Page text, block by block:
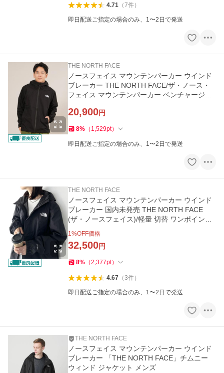
4.71（7件）
即日配送ご指定の場合のみ、1〜2日で発送
THE NORTH FACE
ノースフェイス マウンテンパーカー ウインド
ブレーカー THE NORTH FACE/ザ・ノース・
フェイス マウンテンパーカー ベンチャージャ
20,900円
8% （ 1,529pt）
即日配送ご指定の場合のみ、1〜2日で発送
THE NORTH FACE
ノースフェイス マウンテンパーカー ウインド
ブレーカー 国内未発売 THE NORTH FACE
(ザ・ノースフェイス)/軽量 切替 ワンポイント
1%OFF価格
32,500円
8% （2,377pt）
4.67（3件）
即日配送ご指定の場合のみ、1〜2日で発送
THE NORTH FACE
ノースフェイス マウンテンパーカー ウインド
ブレーカー 「THE NORTH FACE」チムニー
ウィンド ジャケット メンズ